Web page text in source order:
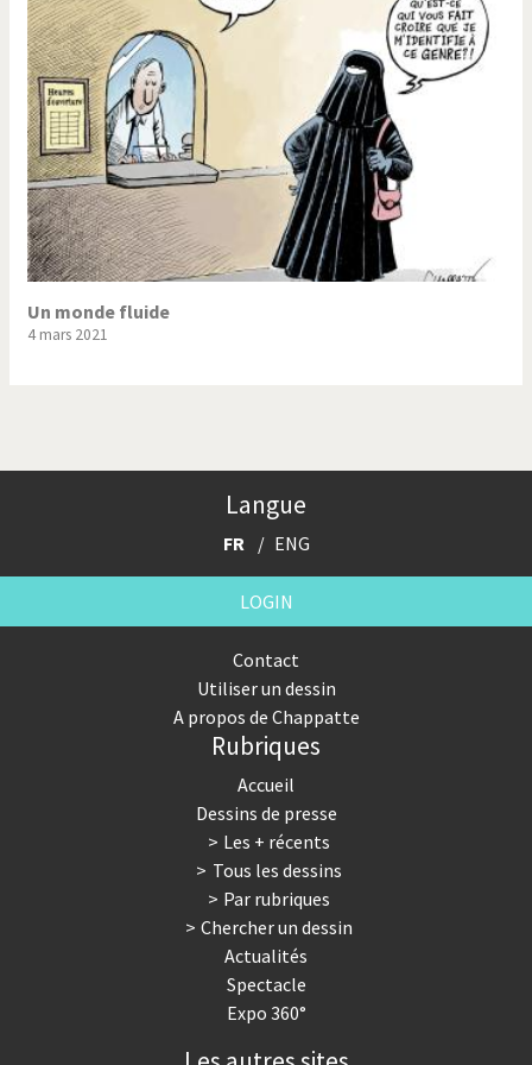
Trump II Un monde de foot
Vous avez dit "Islam"?
Un monde fluide
4 mars 2021
Langue
FR ENG
LOGIN
Contact
Utiliser un dessin
A propos de Chappatte
Rubriques
Accueil
Dessins de presse
Les + récents
Tous les dessins
Par rubriques
Chercher un dessin
Actualités
Spectacle
Expo 360°